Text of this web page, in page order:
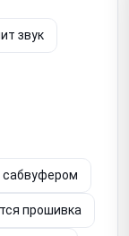
звук
сабвуфером
прошивка